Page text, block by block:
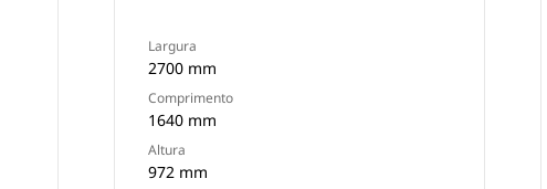
Largura
2700 mm
Comprimento
1640 mm
Altura
972 mm